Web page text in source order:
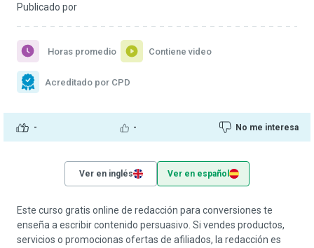
Publicado por
- - No me interesa
Horas promedio Contiene video
Acreditado por CPD
Ver en inglés Ver en español
Este curso gratis online de redacción para conversiones te
enseña a escribir contenido persuasivo. Si vendes productos,
servicios o promocionas ofertas de afiliados, la redacción es